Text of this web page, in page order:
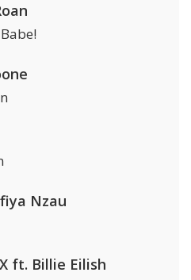
Nzau
ft. Billie Eilish